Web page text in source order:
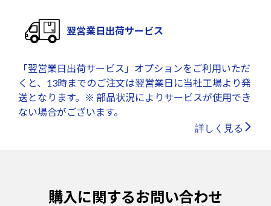
翌営業日出荷サービス
「翌営業日出荷サービス」オプションをご利用いただ
くと、13時までのご注文は翌営業日に当社工場より発
送となります。※ 部品状況によりサービスが使用でき
ない場合がございます。
詳しく見る
購入に関するお問い合わせ